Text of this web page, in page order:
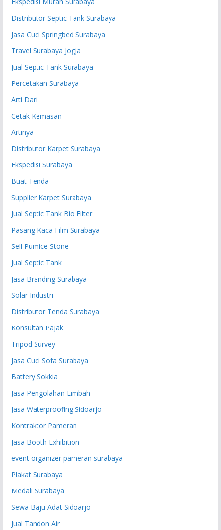
Distributor Septic Tank Surabaya
Jasa Cuci Springbed Surabaya
Travel Surabaya Jogja
Jual Septic Tank Surabaya
Percetakan Surabaya
Arti Dari
Cetak Kemasan
Artinya
Distributor Karpet Surabaya
Ekspedisi Surabaya
Buat Tenda
Supplier Karpet Surabaya
Jual Septic Tank Bio Filter
Pasang Kaca Film Surabaya
Sell Pumice Stone
Jual Septic Tank
Jasa Branding Surabaya
Solar Industri
Distributor Tenda Surabaya
Konsultan Pajak
Tripod Survey
Jasa Cuci Sofa Surabaya
Battery Sokkia
Jasa Pengolahan Limbah
Jasa Waterproofing Sidoarjo
Kontraktor Pameran
Jasa Booth Exhibition
event organizer pameran surabaya
Plakat Surabaya
Medali Surabaya
Sewa Baju Adat Sidoarjo
Jual Tandon Air